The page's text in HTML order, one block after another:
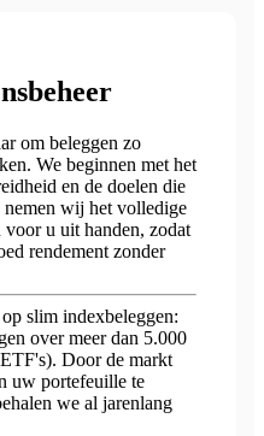
om beleggen zo
We beginnen met het
en de doelen die
wij het volledige
u uit handen, zodat
rendement zonder
slim indexbeleggen:
over meer dan 5.000
Door de markt
uw portefeuille te
we al jarenlang